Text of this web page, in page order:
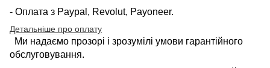
- Оплата з Paypal, Revolut, Payoneer.
Детальніше про оплату
Ми надаємо прозорі і зрозумілі умови гарантійного
обслуговування.